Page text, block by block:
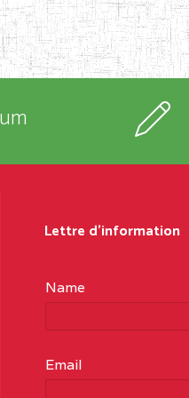
Lettre d'information
Name
Email